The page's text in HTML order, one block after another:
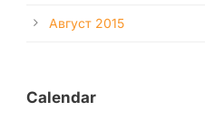
Август 2015
Calendar